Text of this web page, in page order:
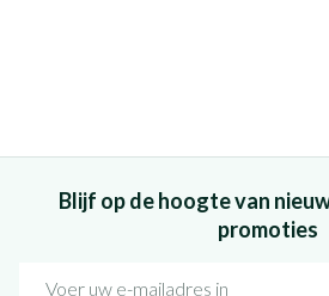
Blijf op de hoogte van
promoties